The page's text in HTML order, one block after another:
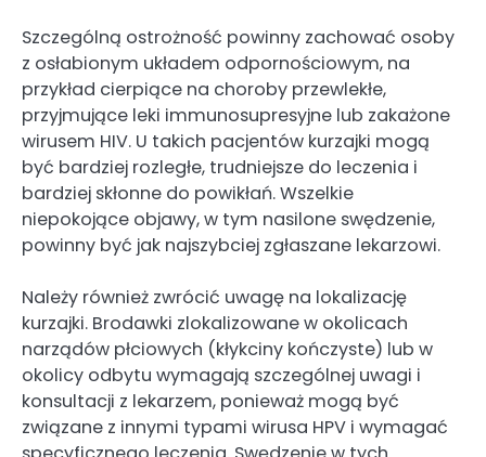
Szczególną ostrożność powinny zachować osoby
z osłabionym układem odpornościowym, na
przykład cierpiące na choroby przewlekłe,
przyjmujące leki immunosupresyjne lub zakażone
wirusem HIV. U takich pacjentów kurzajki mogą
być bardziej rozległe, trudniejsze do leczenia i
bardziej skłonne do powikłań. Wszelkie
niepokojące objawy, w tym nasilone swędzenie,
powinny być jak najszybciej zgłaszane lekarzowi.
Należy również zwrócić uwagę na lokalizację
kurzajki. Brodawki zlokalizowane w okolicach
narządów płciowych (kłykciny kończyste) lub w
okolicy odbytu wymagają szczególnej uwagi i
konsultacji z lekarzem, ponieważ mogą być
związane z innymi typami wirusa HPV i wymagać